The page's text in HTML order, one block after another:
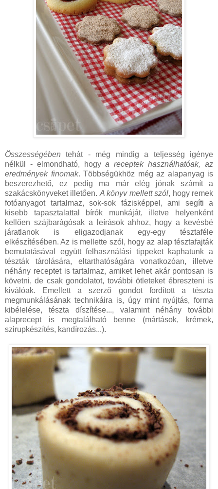
Összességébentehát - még mindig a teljesség igénye
nélkül - elmondható, hogya receptek használhatóak, az
eredmények finomak. Többségükhöz még az alapanyag is
beszerezhető, ez pedig ma már elég jónak számít a
szakácskönyveket illetően. A könyv mellett szól, hogy remek
fotóanyagot tartalmaz, sok-sok fázisképpel, ami segíti a
kisebb tapasztalattal bírók munkáját, illetve helyenként
kellően szájbarágósak a leírások ahhoz, hogy a kevésbé
járatlanok is eligazodjanak egy-egy tésztaféle
elkészítésében. Az is mellette szól, hogy az alap tésztafajták
bemutatásával együtt felhasználási tippeket kaphatunk a
tészták tárolására, eltarthatóságára vonatkozóan, illetve
néhány receptet is tartalmaz, amiket lehet akár pontosan is
követni, de csak gondolatot, további ötleteket ébreszteni is
kiválóak. Emellett a szerző gondot fordított a tészta
megmunkálásának technikáira is, úgy mint nyújtás, forma
kibélelése, tészta díszítése..., valamint néhány további
alaprecept is megtalálható benne (mártások, krémek,
szirupkészítés, kandírozás...).